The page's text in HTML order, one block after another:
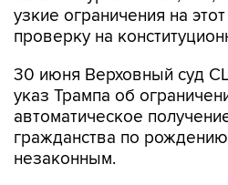
узкие ограничения на
проверку на
30 июня Верховный суд
указ Трампа об
автоматическое
гражданства по
незаконным.